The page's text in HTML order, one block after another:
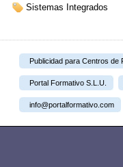
Sistemas Integrados
Publicidad para Centros de
Portal Formativo S.L.U.
info@portalformativo.com